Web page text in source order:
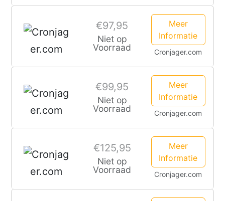
€97,95
Niet op
Voorraad
Meer
Informatie
Cronjager.com
€99,95
Niet op
Voorraad
Meer
Informatie
Cronjager.com
€125,95
Niet op
Voorraad
Meer
Informatie
Cronjager.com